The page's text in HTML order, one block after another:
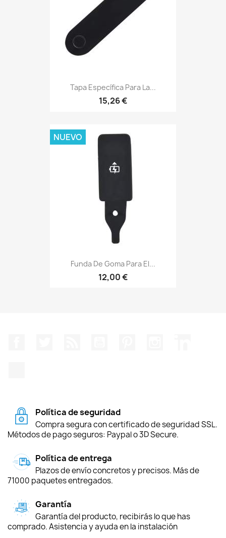
Tapa Específica Para La...
15,26 €
Funda De Goma Para El...
12,00 €
NUEVO
Política de seguridad
Compra segura con certificado de seguridad SSL.
Métodos de pago seguros: Paypal o 3D Secure.
Política de entrega
Plazos de envío concretos y precisos. Más de
71000 paquetes entregados.
Garantía
Garantía del producto, recibirás lo que has
comprado. Asistencia y ayuda en la instalación